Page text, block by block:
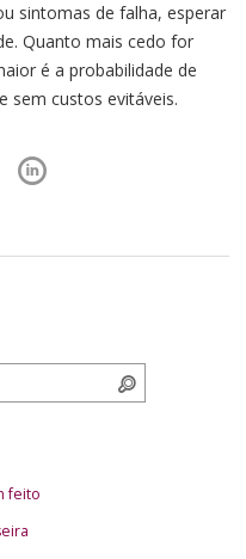
sintomas de falha, esperar
Quanto mais cedo for
é a probabilidade de
sem custos evitáveis.
feito